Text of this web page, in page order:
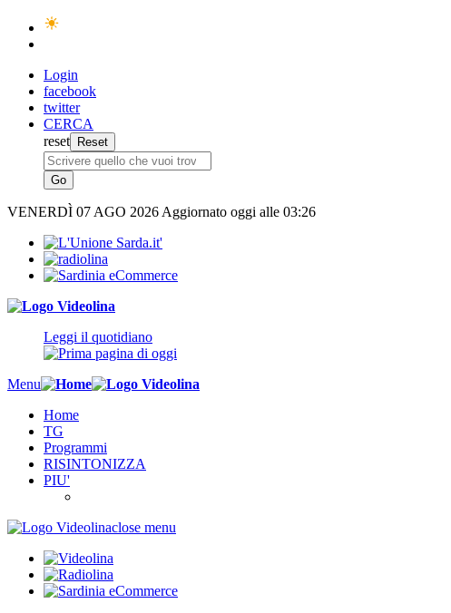
Login
facebook
twitter
CERCA
reset
VENERDÌ 07 AGO 2026 Aggiornato oggi alle 03:26
Leggi il quotidiano
Menu
Home
TG
Programmi
RISINTONIZZA
PIU'
close menu